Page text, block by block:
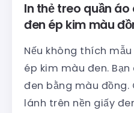
In thẻ treo quần
đen ép kim màu
Nếu không thích mẫu
ép kim màu đen.
đen bằng màu
lánh trên nền giấy